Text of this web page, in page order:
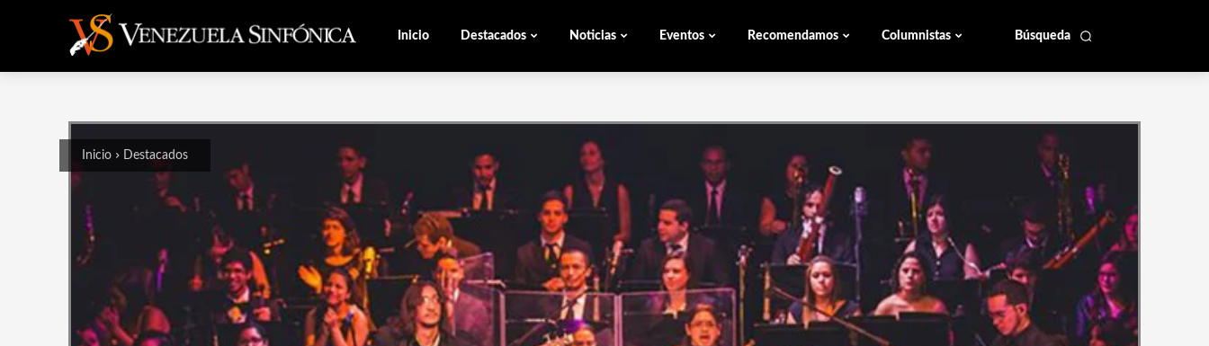
Búsqueda
Inicio Destacados Noticias Eventos Recomendamos Columnistas
Inicio Destacados